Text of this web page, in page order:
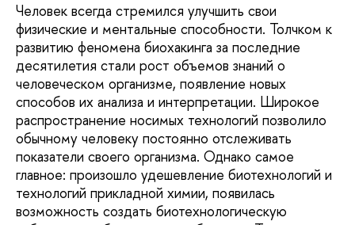
Человек всегда стремился улучшить свои
физические и ментальные способности. Толчком к
развитию феномена биохакинга за последние
десятилетия стали рост объемов знаний о
человеческом организме, появление новых
способов их анализа и интерпретации. Широкое
распространение носимых технологий позволило
обычному человеку постоянно отслеживать
показатели своего организма. Однако самое
главное: произошло удешевление биотехнологий и
технологий прикладной химии, появилась
возможность создать биотехнологическую